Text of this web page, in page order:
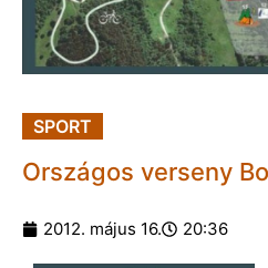
SPORT
Országos verseny
2012. május 16. 20:36